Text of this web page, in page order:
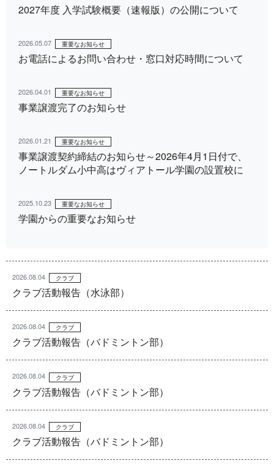
2027年度 入学試験概要（速報版）の公開について
2026.05.07 重要なお知らせ
お電話によるお問い合わせ・窓口対応時間について
2026.04.01 重要なお知らせ
事業譲渡完了のお知らせ
2026.01.21 重要なお知らせ
事業譲渡契約締結のお知らせ～2026年4月1日付で、
ノートルダム小中高はヴィアトール学園の設置校に
2025.10.23 重要なお知らせ
学園からの重要なお知らせ
2026.08.04 クラブ
クラブ活動報告（水泳部）
2026.08.04 クラブ
クラブ活動報告（バドミントン部）
2026.08.04 クラブ
クラブ活動報告（バドミントン部）
2026.08.04 クラブ
クラブ活動報告（バドミントン部）